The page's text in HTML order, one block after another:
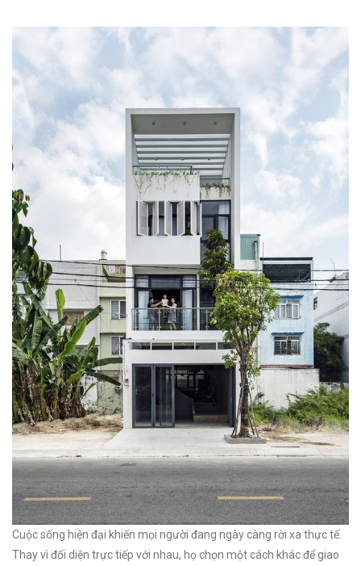
Cuộc sống hiện đại khiến mọi người đang ngày càng rời xa thực tế.
Thay vì đối diện trực tiếp với nhau, họ chọn một cách khác để giao